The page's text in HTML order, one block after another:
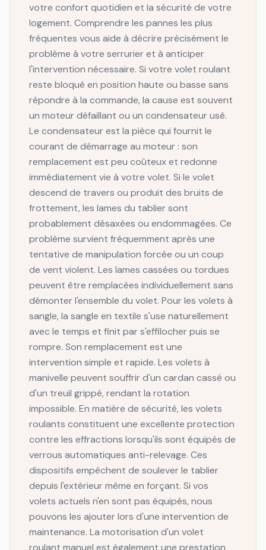
votre confort quotidien et la sécurité de votre
logement. Comprendre les pannes les plus
fréquentes vous aide à décrire précisément le
problème à votre serrurier et à anticiper
l'intervention nécessaire. Si votre volet roulant
reste bloqué en position haute ou basse sans
répondre à la commande, la cause est souvent
un moteur défaillant ou un condensateur usé.
Le condensateur est la pièce qui fournit le
courant de démarrage au moteur : son
remplacement est peu coûteux et redonne
immédiatement vie à votre volet. Si le volet
descend de travers ou produit des bruits de
frottement, les lames du tablier sont
probablement désaxées ou endommagées. Ce
problème survient fréquemment après une
tentative de manipulation forcée ou un coup
de vent violent. Les lames cassées ou tordues
peuvent être remplacées individuellement sans
démonter l'ensemble du volet. Pour les volets à
sangle, la sangle en textile s'use naturellement
avec le temps et finit par s'effilocher puis se
rompre. Son remplacement est une
intervention simple et rapide. Les volets à
manivelle peuvent souffrir d'un cardan cassé ou
d'un treuil grippé, rendant la rotation
impossible. En matière de sécurité, les volets
roulants constituent une excellente protection
contre les effractions lorsqu'ils sont équipés de
verrous automatiques anti-relevage. Ces
dispositifs empêchent de soulever le tablier
depuis l'extérieur même en forçant. Si vos
volets actuels n'en sont pas équipés, nous
pouvons les ajouter lors d'une intervention de
maintenance. La motorisation d'un volet
roulant manuel est également une prestation